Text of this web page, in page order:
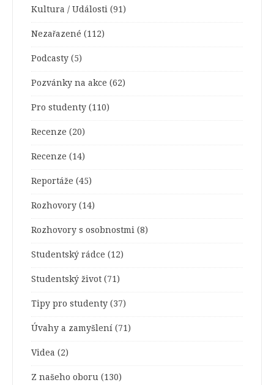
Kultura / Události (91)
Nezařazené (112)
Podcasty (5)
Pozvánky na akce (62)
Pro studenty (110)
Recenze (20)
Recenze (14)
Reportáže (45)
Rozhovory (14)
Rozhovory s osobnostmi (8)
Studentský rádce (12)
Studentský život (71)
Tipy pro studenty (37)
Úvahy a zamyšlení (71)
Videa (2)
Z našeho oboru (130)